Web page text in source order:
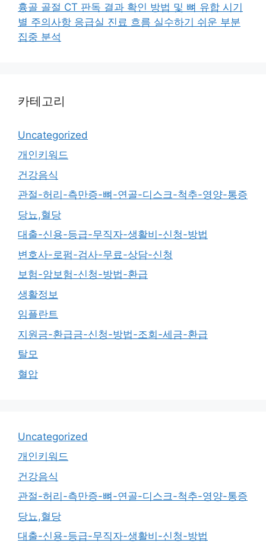
흉골 골절 CT 판독 결과 확인 방법 및 뼈 유합 시기
별 주의사항 응급실 진료 흐름 실수하기 쉬운 부분
집중 분석
카테고리
Uncategorized
개인키워드
건강음식
관절-허리-측만증-뼈-연골-디스크-척추-영양-통증
당뇨,혈당
대출-신용-등급-무직자-생활비-신청-방법
변호사-로펌-검사-무료-상담-신청
보험-암보험-신청-방법-환급
생활정보
임플란트
지원금-환급금-신청-방법-조회-세금-환급
탈모
혈압
Uncategorized
개인키워드
건강음식
관절-허리-측만증-뼈-연골-디스크-척추-영양-통증
당뇨,혈당
대출-신용-등급-무직자-생활비-신청-방법